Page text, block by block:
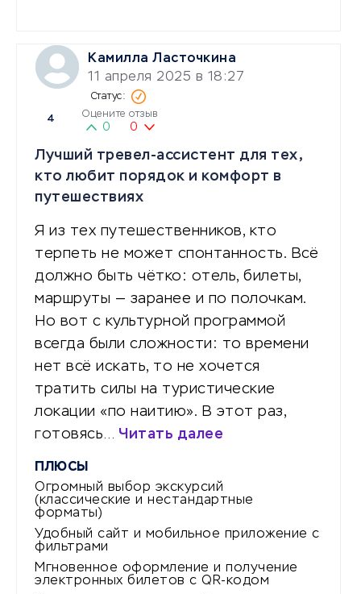
Камилла Ласточкина
11 апреля 2025 в 18:27
4 Оцените отзыв
0 0
Лучший тревел-ассистент для тех,
кто любит порядок и комфорт в
путешествиях
Я из тех путешественников, кто
терпеть не может спонтанность. Всё
должно быть чётко: отель, билеты,
маршруты — заранее и по полочкам.
Но вот с культурной программой
всегда были сложности: то времени
нет всё искать, то не хочется
тратить силы на туристические
локации «по наитию». В этот раз,
готовясь… Читать далее
ПЛЮСЫ
Огромный выбор экскурсий
(классические и нестандартные
форматы)
Удобный сайт и мобильное приложение с
фильтрами
Мгновенное оформление и получение
электронных билетов с QR-кодом